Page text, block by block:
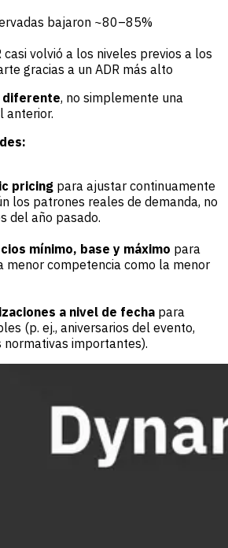
bajaron ~80–85%
casi volvió a los niveles previos a los
gracias a un ADR más alto
diferente, no simplemente una
anterior.
pricing para ajustar continuamente
los patrones reales de demanda, no
del año pasado.
mínimo, base y máximo para
competencia como la menor
a nivel de fecha para
(p. ej., aniversarios del evento,
normativas importantes).